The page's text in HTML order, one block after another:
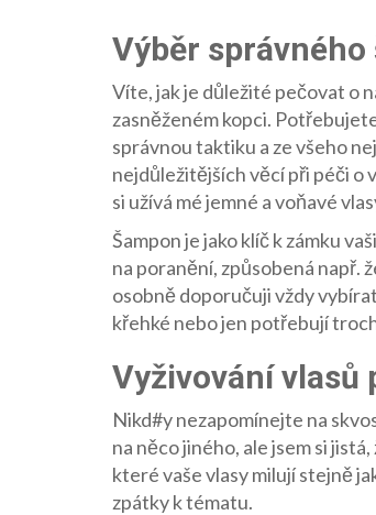
Výběr
Víte, jak je důležité pečovat o
zasněženém kopci.
správnou taktiku a ze všeho
nejdůležitějších věcí při péči o
si užívá mé jemné a voňavé
Šampon je jako klíč k zámku
na poranění, způsobená např.
osobně doporučuji vždy
křehké nebo jen potřebují
Vyživování vlasů
Nikd#y nezapomínejte na
na něco jiného, ale jsem si
které vaše vlasy milují stejně
zpátky k tématu.